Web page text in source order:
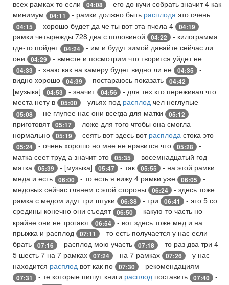
всех рамках то если
04:08
- его до кучи собрать значит 4 как
минимум
04:11 - рамки должно быть расплода это очень
04:15 - хорошо будет да че ты вот эта пчела 4 04:19
-
рамки четырежды 728 два с половиной
04:22
- килограмма
где-то пойдет 04:24
- им и будут зимой давайте сейчас ли
они
04:29 - вместе и посмотрим что творится уйдет не
04:33 - знаю как на камеру будет видно ли не 04:35
-
видно хорошо
04:39 - постараюсь показать 04:42
-
[музыка]
04:53 - значит 04:56
- для тех кто переживал что
места нету в
05:00 - ульях под расплод чел неглупые
05:08 - не глупее нас они всегда для матки 05:12
-
приготовят 05:17
- ложе для того чтобы она смогла
нормально
05:19 - сеять вот здесь вот расплода стока это
05:24 - очень хорошо но мне не нравится что 05:28
-
матка сеет труд а значит это
05:35
- восемнадцатый год
матка
05:39 - [музыка] 05:47 - так 05:55
- на этой рамки
меда и есть
06:00 - то есть я вижу 4 рамки уже 06:05
-
медовых сейчас глянем с этой стороны
06:24
- здесь тоже
рамка с медом идут три штуки
06:38 - три 06:41
- это 5 со
средины конечно они съедят 06:50
- какую-то часть но
крайне они не трогают 06:54
- вот здесь тоже мед и на
прыжка и расплод
07:11
- то есть получается у нас если
брать
07:16 - расплод мою участь 07:18
- то раз два три 4
5 шесть 7 на 7 рамках
07:24 - на 7 рамках 07:26
- у нас
находится расплод вот как по 07:30 - рекомендациям
07:31 - те которые пишут книги расплод поставить 07:40
-